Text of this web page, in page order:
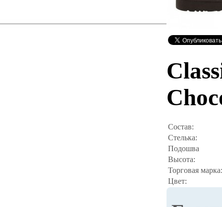
Состав:
Стелька:
Подошва
Высота:
Торговая марка:
Цвет: